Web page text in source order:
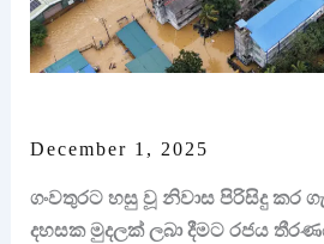
December 1, 2025
ගංවතුරට හසු වූ නිවාස පිරිසිදු කර
දහසක මුදලක් ලබා දීමට රජය